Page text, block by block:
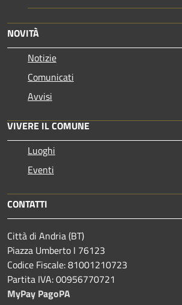
NOVITÀ
Notizie
Comunicati
Avvisi
VIVERE IL COMUNE
Luoghi
Eventi
CONTATTI
Città di Andria (BT)
Piazza Umberto I 76123
Codice Fiscale: 81001210723
Partita IVA: 00956770721
MyPay PagoPA